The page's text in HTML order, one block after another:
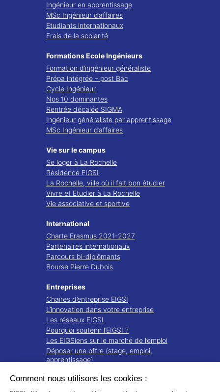
Ingénieur en apprentissage
MSc Ingénieur d’affaires
Etudiants internationaux
Frais de la scolarité
Formations Ecole Ingénieurs
Formation d’ingénieur généraliste
Prépa intégrée – post Bac
Cycle Ingénieur
Nos 10 dominantes
Rentrée décalée SIGMA
Ingénieur généraliste par apprentissage
MSc Ingénieur d’affaires
Vie sur le campus
Se loger à La Rochelle
Résidence EIGSI
La Rochelle, ville où il fait bon étudier
Vivre et Etudier à La Rochelle
Vie associative et sportive
International
Charte Erasmus 2021-2027
Partenaires internationaux
Parcours bi-diplômants
Bourse Pierre Dubois
Entreprises
Chaires d’entreprise EIGSI
L’innovation dans votre entreprise
Les réseaux EIGSI
Pourquoi soutenir l’EIGSI ?
Les EIGSiens sur le marché de l’emploi
Déposer une offre (stage, emploi,
apprentissage)
Recherche
Comment nous utilisons les cookies :